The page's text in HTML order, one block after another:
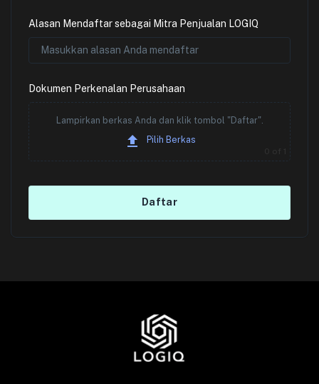
Alasan Mendaftar sebagai Mitra Penjualan LOGIQ
Dokumen Perkenalan Perusahaan
Lampirkan berkas Anda dan klik tombol "Daftar".
Pilih Berkas